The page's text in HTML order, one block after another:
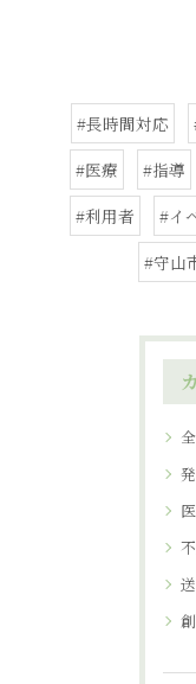
#長時間対応
#医療
#指導
#利用者
#イ
#守山